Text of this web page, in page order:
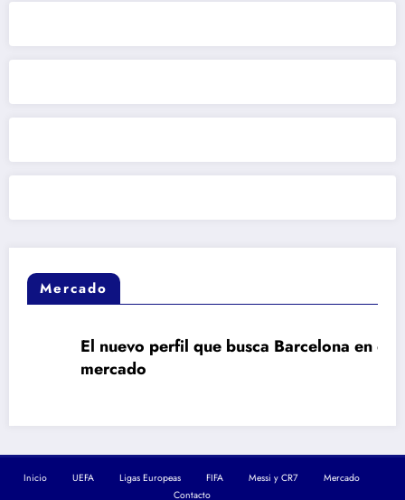
Mercado
El nuevo perfil que busca Barcelona en el
mercado
Inicio UEFA Ligas Europeas FIFA Messi y CR7
Mercado
Contacto